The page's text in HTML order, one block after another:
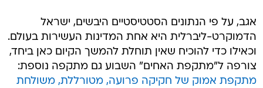
אגב, על פי הנתונים הסטטיסטיים היבשים, ישראל
הדמוקרט-ליברלית היא אחת המדינות העשירות בעולם.
וכאילו כדי להוכיח שאין תוחלת להמשך הקיום כאן ביחד,
צורפה ל"מתקפת האחים" השבוע גם מתקפה נוספת:
מתקפת אמוק של חקיקה פרועה, מטורללת, משולחת